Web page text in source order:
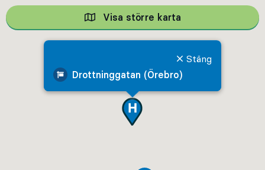
Drottninggatan (Örebro)
Stäng
Visa större karta Visa större